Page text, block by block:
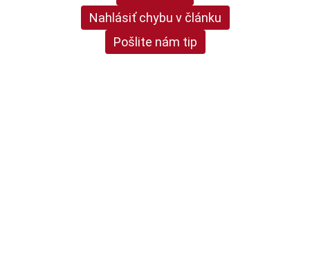
Nahlásiť chybu v článku
Pošlite nám tip